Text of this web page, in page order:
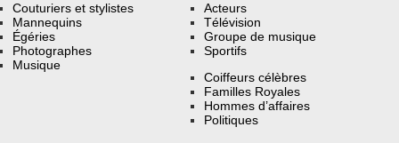
Couturiers et stylistes
Mannequins
Égéries
Photographes
Musique
Acteurs
Télévision
Groupe de musique
Sportifs
Coiffeurs célèbres
Familles Royales
Hommes d’affaires
Politiques